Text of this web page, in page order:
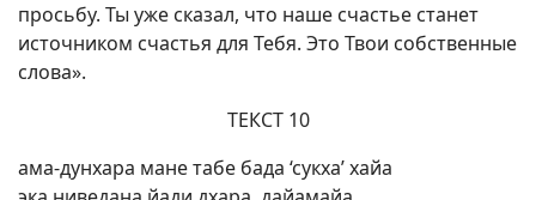
просьбу. Ты уже сказал, что наше счастье станет
источником счастья для Тебя. Это Твои собственные
слова».
ТЕКСТ 10
ама-дунхара мане табе бада ‘сукха’ хайа